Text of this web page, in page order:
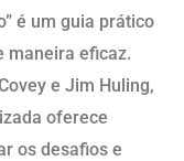
é um guia prático
maneira eficaz.
e Jim Huling,
oferece
os desafios e